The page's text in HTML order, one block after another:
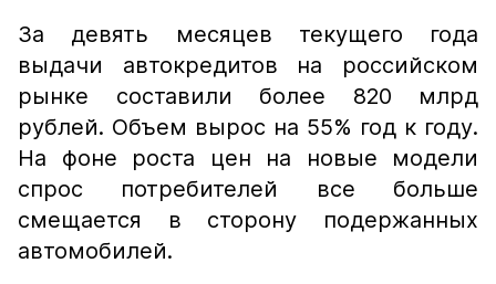
За девять месяцев текущего года
выдачи автокредитов на российском
рынке составили более 820 млрд
рублей. Объем вырос на 55% год к году.
На фоне роста цен на новые модели
спрос потребителей все больше
смещается в сторону подержанных
автомобилей.